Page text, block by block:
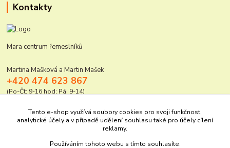
Kontakty
Mara centrum řemeslníků
Martina Mašková a Martin Mašek
+420 474 623 867
(Po-Čt: 9-16 hod; Pá: 9-14)
mara@elektro-naradi.cz
Tento e-shop využívá soubory cookies pro svoji funkčnost,
analytické účely a v případě udělení souhlasu také pro účely cílení
reklamy.
Používáním tohoto webu s tímto souhlasíte.